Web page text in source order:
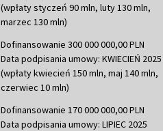
(wpłaty styczeń 90 mln, luty 130 mln,
marzec 130 mln)
Dofinansowanie 300 000 000,00 PLN
Data podpisania umowy: KWIECIEŃ 2025
(wpłaty kwiecień 150 mln, maj 140 mln,
czerwiec 10 mln)
Dofinansowanie 170 000 000,00 PLN
Data podpisania umowy: LIPIEC 2025